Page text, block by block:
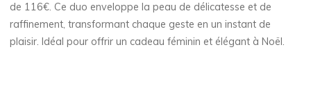
de 116€. Ce duo enveloppe la peau de délicatesse et de
raffinement, transformant chaque geste en un instant de
plaisir. Idéal pour offrir un cadeau féminin et élégant à Noël.